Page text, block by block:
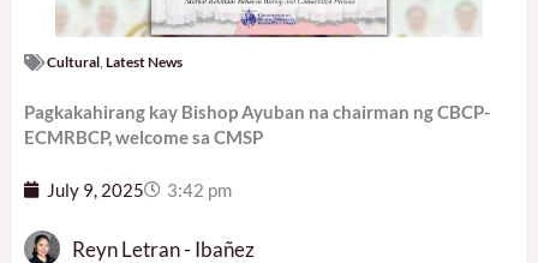
Cultural Latest News
Pagkakahirang kay Bishop Ayuban na chairman ng CBCP-
ECMRBCP, welcome sa CMSP
July 9, 2025 3:42 pm
Reyn Letran - Ibañez